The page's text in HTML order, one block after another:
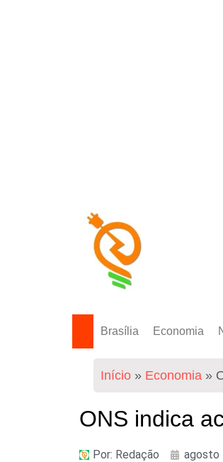
Brasília Economia
Tecnologia
Início » Economia »
ONS indica
Por: Redação agosto